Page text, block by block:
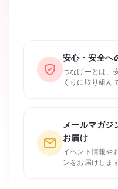
安心・安全へ
つなげーとは、
くりに取り組ん
メールマガジ
お届け
イベント情報や
ンをお届けします